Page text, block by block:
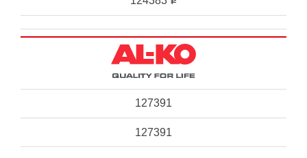
127391
127391